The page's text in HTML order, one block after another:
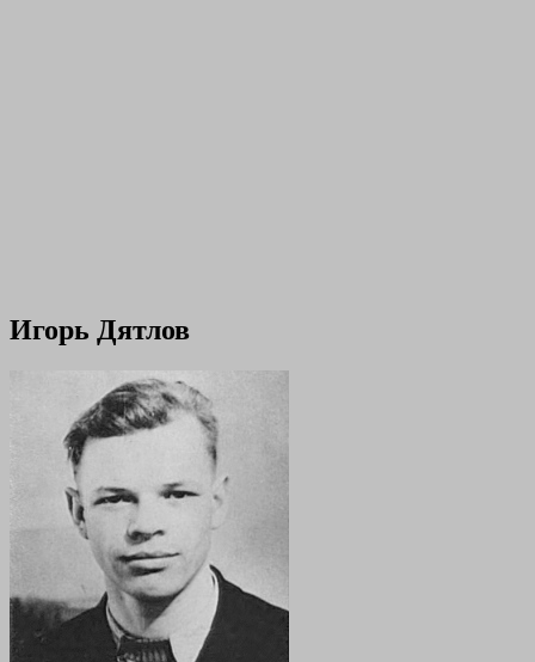
Игорь Дятлов